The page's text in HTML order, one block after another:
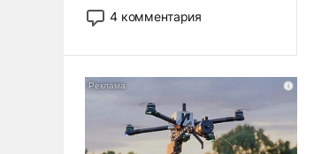
США потребуется более трех
лет. Даже небольшая война с
Сложившаяся ситуация
означает многолетний период
уязвимости США, например,
перед Китаем.
4 комментария